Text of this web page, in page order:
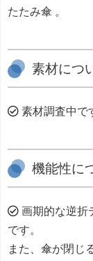
たたみ傘 。
素材につ
素材調査中で
機能性に
画期的な逆折
です。
また、傘が閉じ